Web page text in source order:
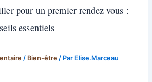
pour un premier rendez vous :
essentiels
/ Bien-être / Par Elise.Marceau